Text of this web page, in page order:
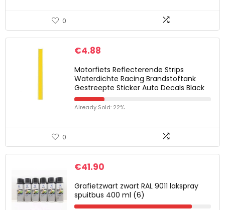
0
€4.88
Motorfiets Reflecterende Strips
Waterdichte Racing Brandstoftank
Gestreepte Sticker Auto Decals Black
Already Sold: 22%
0
€41.90
Grafietzwart zwart RAL 9011 lakspray
spuitbus 400 ml (6)